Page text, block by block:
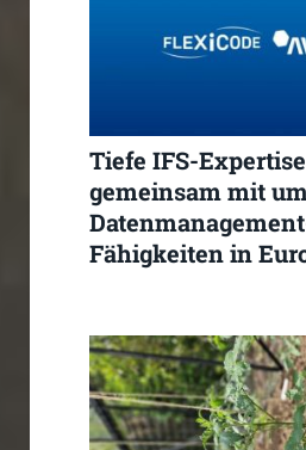
Tiefe IFS-
gemeinsam mit
Fähigkeiten in